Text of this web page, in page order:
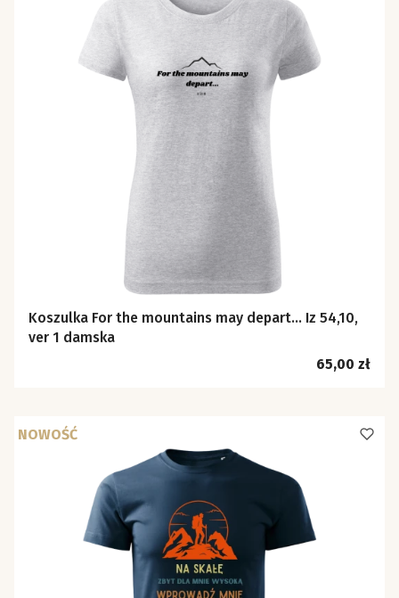
Koszulka For the mountains may depart… Iz 54,10,
ver 1 damska
Cena
65,00 zł
NOWOŚĆ